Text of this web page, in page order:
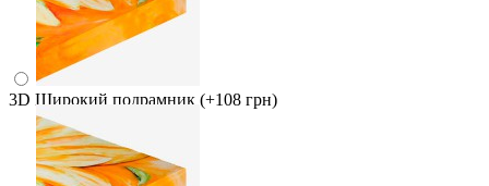
3D Широкий подрамник (+108 грн)